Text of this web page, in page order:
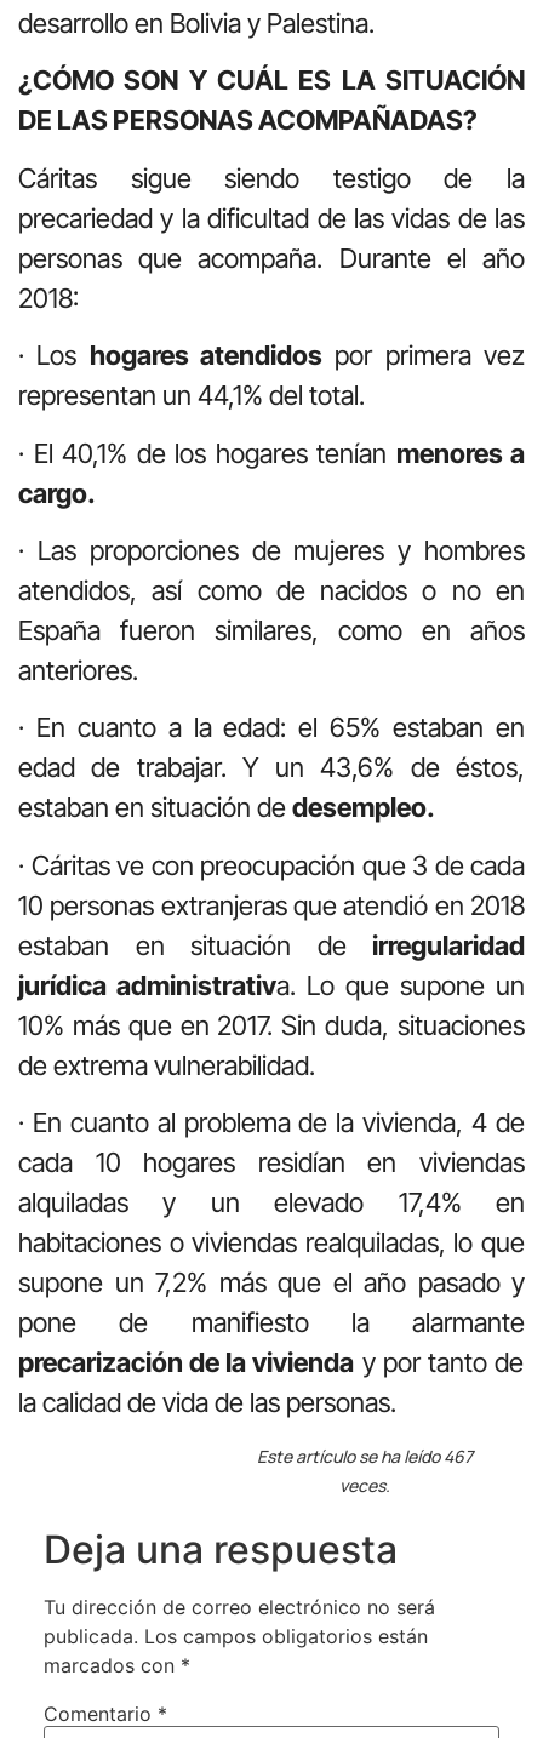
desarrollo en Bolivia y Palestina.
¿CÓMO SON Y CUÁL ES LA SITUACIÓN
DE LAS PERSONAS ACOMPAÑADAS?
Cáritas sigue siendo testigo de la
precariedad y la dificultad de las vidas de las
personas que acompaña. Durante el año
2018:
· Los hogares atendidos por primera vez
representan un 44,1% del total.
· El 40,1% de los hogares tenían menores a
cargo.
· Las proporciones de mujeres y hombres
atendidos, así como de nacidos o no en
España fueron similares, como en años
anteriores.
· En cuanto a la edad: el 65% estaban en
edad de trabajar. Y un 43,6% de éstos,
estaban en situación dedesempleo.
· Cáritas ve con preocupación que 3 de cada
10 personas extranjeras que atendió en 2018
estaban en situación de irregularidad
jurídica administrativa. Lo que supone un
10% más que en 2017. Sin duda, situaciones
de extrema vulnerabilidad.
· En cuanto al problema de la vivienda, 4 de
cada 10 hogares residían en viviendas
alquiladas y un elevado 17,4% en
habitaciones o viviendas realquiladas, lo que
supone un 7,2% más que el año pasado y
pone de manifiesto la alarmante
precarización de la vivienda y por tanto de
la calidad de vida de las personas.
Este artículo se ha leído 467
veces.
Deja una respuesta
Tu dirección de correo electrónico no será
publicada. Los campos obligatorios están
marcados con *
Comentario *